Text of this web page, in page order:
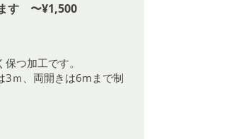
す 〜¥1,500
つ加工です。
3ｍ、両開きは6mまで制